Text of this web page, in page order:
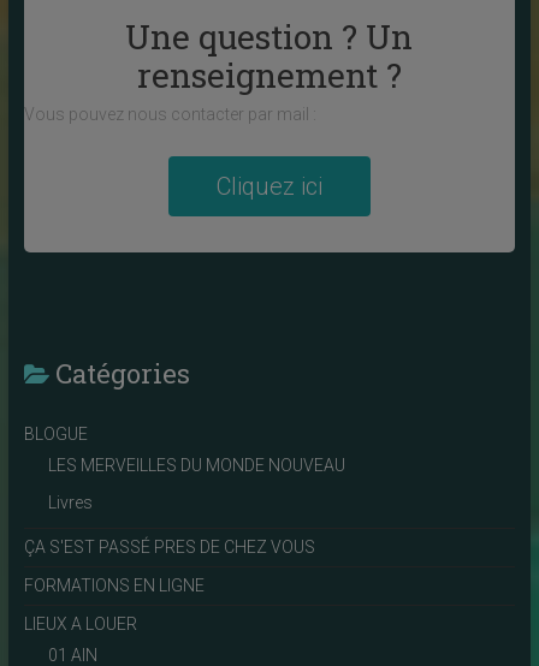
Une question ? Un
renseignement ?
Vous pouvez nous contacter par mail :
Cliquez ici
Catégories
BLOGUE
LES MERVEILLES DU MONDE NOUVEAU
Livres
ÇA S'EST PASSÉ PRES DE CHEZ VOUS
FORMATIONS EN LIGNE
LIEUX A LOUER
01 AIN